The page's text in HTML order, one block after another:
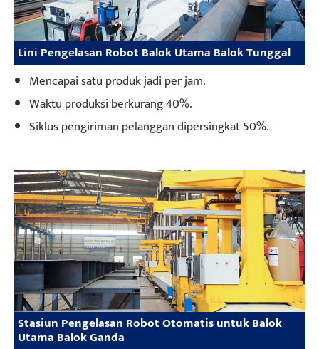
Lini Pengelasan Robot Balok Utama Balok Tunggal
Mencapai satu produk jadi per jam.
Waktu produksi berkurang 40%.
Siklus pengiriman pelanggan dipersingkat 50%.
Stasiun Pengelasan Robot Otomatis untuk Balok
Utama Balok Ganda